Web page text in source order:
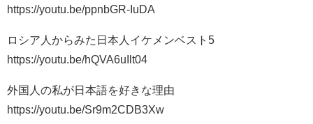
https://youtu.be/ppnbGR-IuDA
ロシア人からみた日本人イケメンベスト5
https://youtu.be/hQVA6uIlt04
外国人の私が日本語を好きな理由
https://youtu.be/Sr9m2CDB3Xw